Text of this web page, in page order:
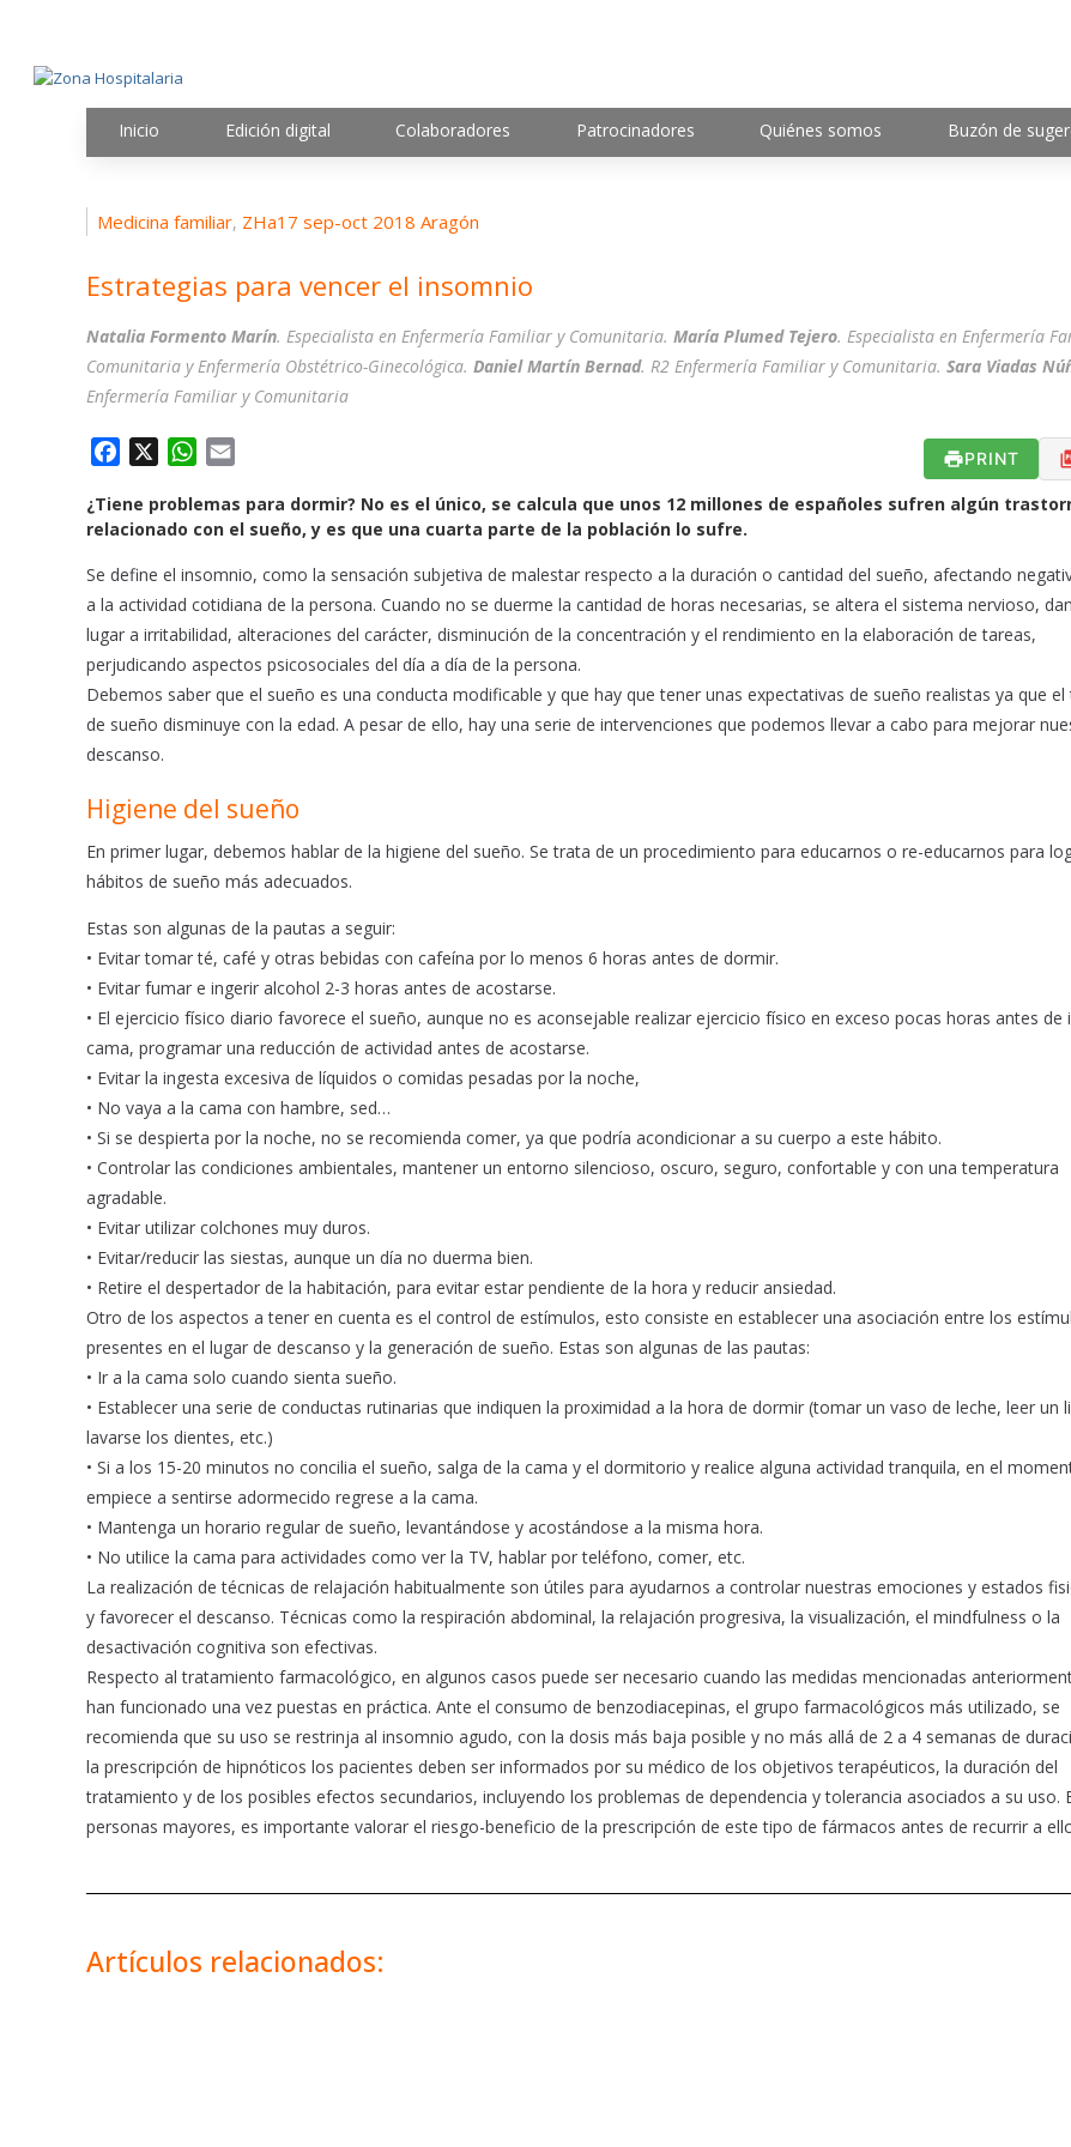
Inicio Edición digital Colaboradores Patrocinadores Quiénes somos Buzón de
Medicina familiar, ZHa17 sep-oct 2018 Aragón
Estrategias para vencer el insomnio
Natalia Formento Marín. Especialista en Enfermería Familiar y Comunitaria. María Plumed Tejero. Especialista en Enfermería
Comunitaria y Enfermería Obstétrico-Ginecológica. Daniel Martín Bernad. R2 Enfermería Familiar y Comunitaria. Sara Viadas
Enfermería Familiar y Comunitaria
c
e
b
o
W
a
t
s
A
p
a
i
l
PRINT
¿Tiene problemas para dormir? No es el único, se calcula que unos 12 millones de españoles sufren algún
relacionado con el sueño, y es que una cuarta parte de la población lo sufre.
Se define el insomnio, como la sensación subjetiva de malestar respecto a la duración o cantidad del sueño, afectando
a la actividad cotidiana de la persona. Cuando no se duerme la cantidad de horas necesarias, se altera el sistema nervioso,
lugar a irritabilidad, alteraciones del carácter, disminución de la concentración y el rendimiento en la elaboración de tareas,
perjudicando aspectos psicosociales del día a día de la persona.
Debemos saber que el sueño es una conducta modificable y que hay que tener unas expectativas de sueño realistas ya que
de sueño disminuye con la edad. A pesar de ello, hay una serie de intervenciones que podemos llevar a cabo para mejorar
descanso.
Higiene del sueño
En primer lugar, debemos hablar de la higiene del sueño. Se trata de un procedimiento para educarnos o re-educarnos para
hábitos de sueño más adecuados.
Estas son algunas de la pautas a seguir:
• Evitar tomar té, café y otras bebidas con cafeína por lo menos 6 horas antes de dormir.
• Evitar fumar e ingerir alcohol 2-3 horas antes de acostarse.
• El ejercicio físico diario favorece el sueño, aunque no es aconsejable realizar ejercicio físico en exceso pocas horas antes de
cama, programar una reducción de actividad antes de acostarse.
• Evitar la ingesta excesiva de líquidos o comidas pesadas por la noche,
• No vaya a la cama con hambre, sed…
• Si se despierta por la noche, no se recomienda comer, ya que podría acondicionar a su cuerpo a este hábito.
• Controlar las condiciones ambientales, mantener un entorno silencioso, oscuro, seguro, confortable y con una temperatura
agradable.
• Evitar utilizar colchones muy duros.
• Evitar/reducir las siestas, aunque un día no duerma bien.
• Retire el despertador de la habitación, para evitar estar pendiente de la hora y reducir ansiedad.
Otro de los aspectos a tener en cuenta es el control de estímulos, esto consiste en establecer una asociación entre los
presentes en el lugar de descanso y la generación de sueño. Estas son algunas de las pautas:
• Ir a la cama solo cuando sienta sueño.
• Establecer una serie de conductas rutinarias que indiquen la proximidad a la hora de dormir (tomar un vaso de leche, leer un
lavarse los dientes, etc.)
• Si a los 15-20 minutos no concilia el sueño, salga de la cama y el dormitorio y realice alguna actividad tranquila, en el
empiece a sentirse adormecido regrese a la cama.
• Mantenga un horario regular de sueño, levantándose y acostándose a la misma hora.
• No utilice la cama para actividades como ver la TV, hablar por teléfono, comer, etc.
La realización de técnicas de relajación habitualmente son útiles para ayudarnos a controlar nuestras emociones y estados
y favorecer el descanso. Técnicas como la respiración abdominal, la relajación progresiva, la visualización, el mindfulness o la
desactivación cognitiva son efectivas.
Respecto al tratamiento farmacológico, en algunos casos puede ser necesario cuando las medidas mencionadas
han funcionado una vez puestas en práctica. Ante el consumo de benzodiacepinas, el grupo farmacológicos más utilizado, se
recomienda que su uso se restrinja al insomnio agudo, con la dosis más baja posible y no más allá de 2 a 4 semanas de
la prescripción de hipnóticos los pacientes deben ser informados por su médico de los objetivos terapéuticos, la duración del
tratamiento y de los posibles efectos secundarios, incluyendo los problemas de dependencia y tolerancia asociados a su uso.
personas mayores, es importante valorar el riesgo-beneficio de la prescripción de este tipo de fármacos antes de recurrir a
Artículos relacionados: